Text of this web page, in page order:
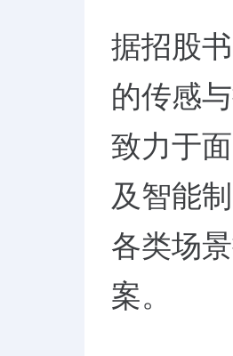
据招股
的传感
致力于
及智能
各类场
案。